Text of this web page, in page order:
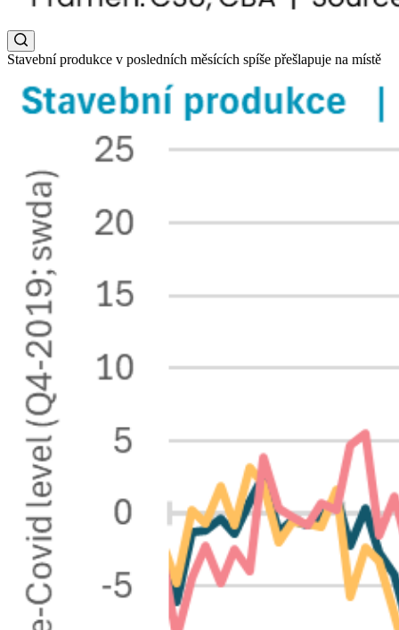
Stavební produkce v posledních měsících spíše přešlapuje na místě